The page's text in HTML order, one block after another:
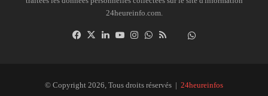
24heureinfo.com.
Facebook
X LinkedinYouTubeInstagramWhatsAppDailymotion
© Copyright 2026, Tous droits réservés | 24heureinfos